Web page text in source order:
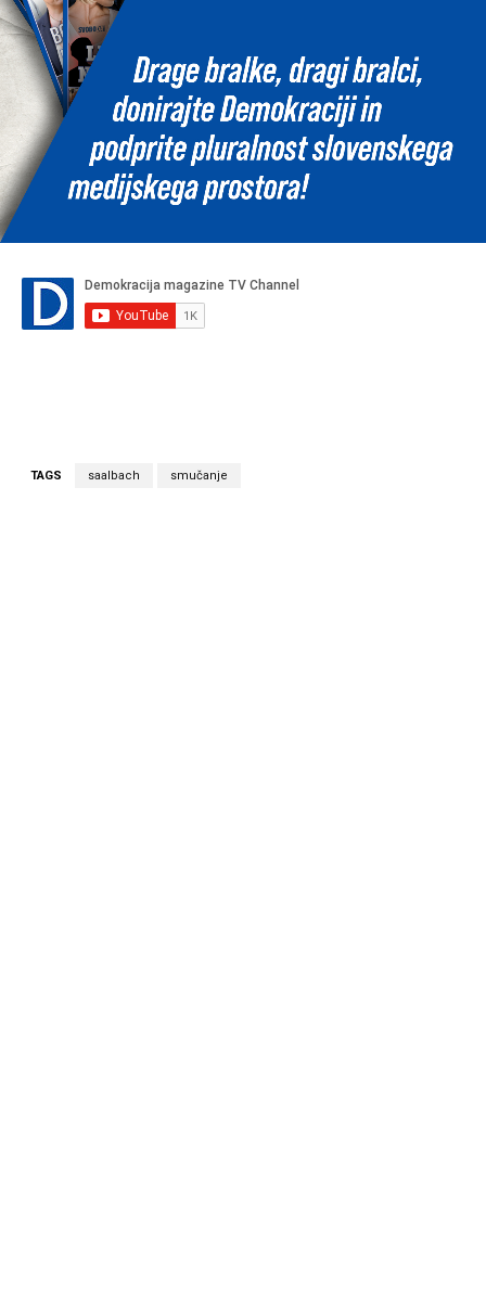
TAGS saalbach smučanje